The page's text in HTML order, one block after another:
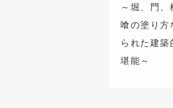
～堀、門
喰の塗り方
られた建築
堪能～